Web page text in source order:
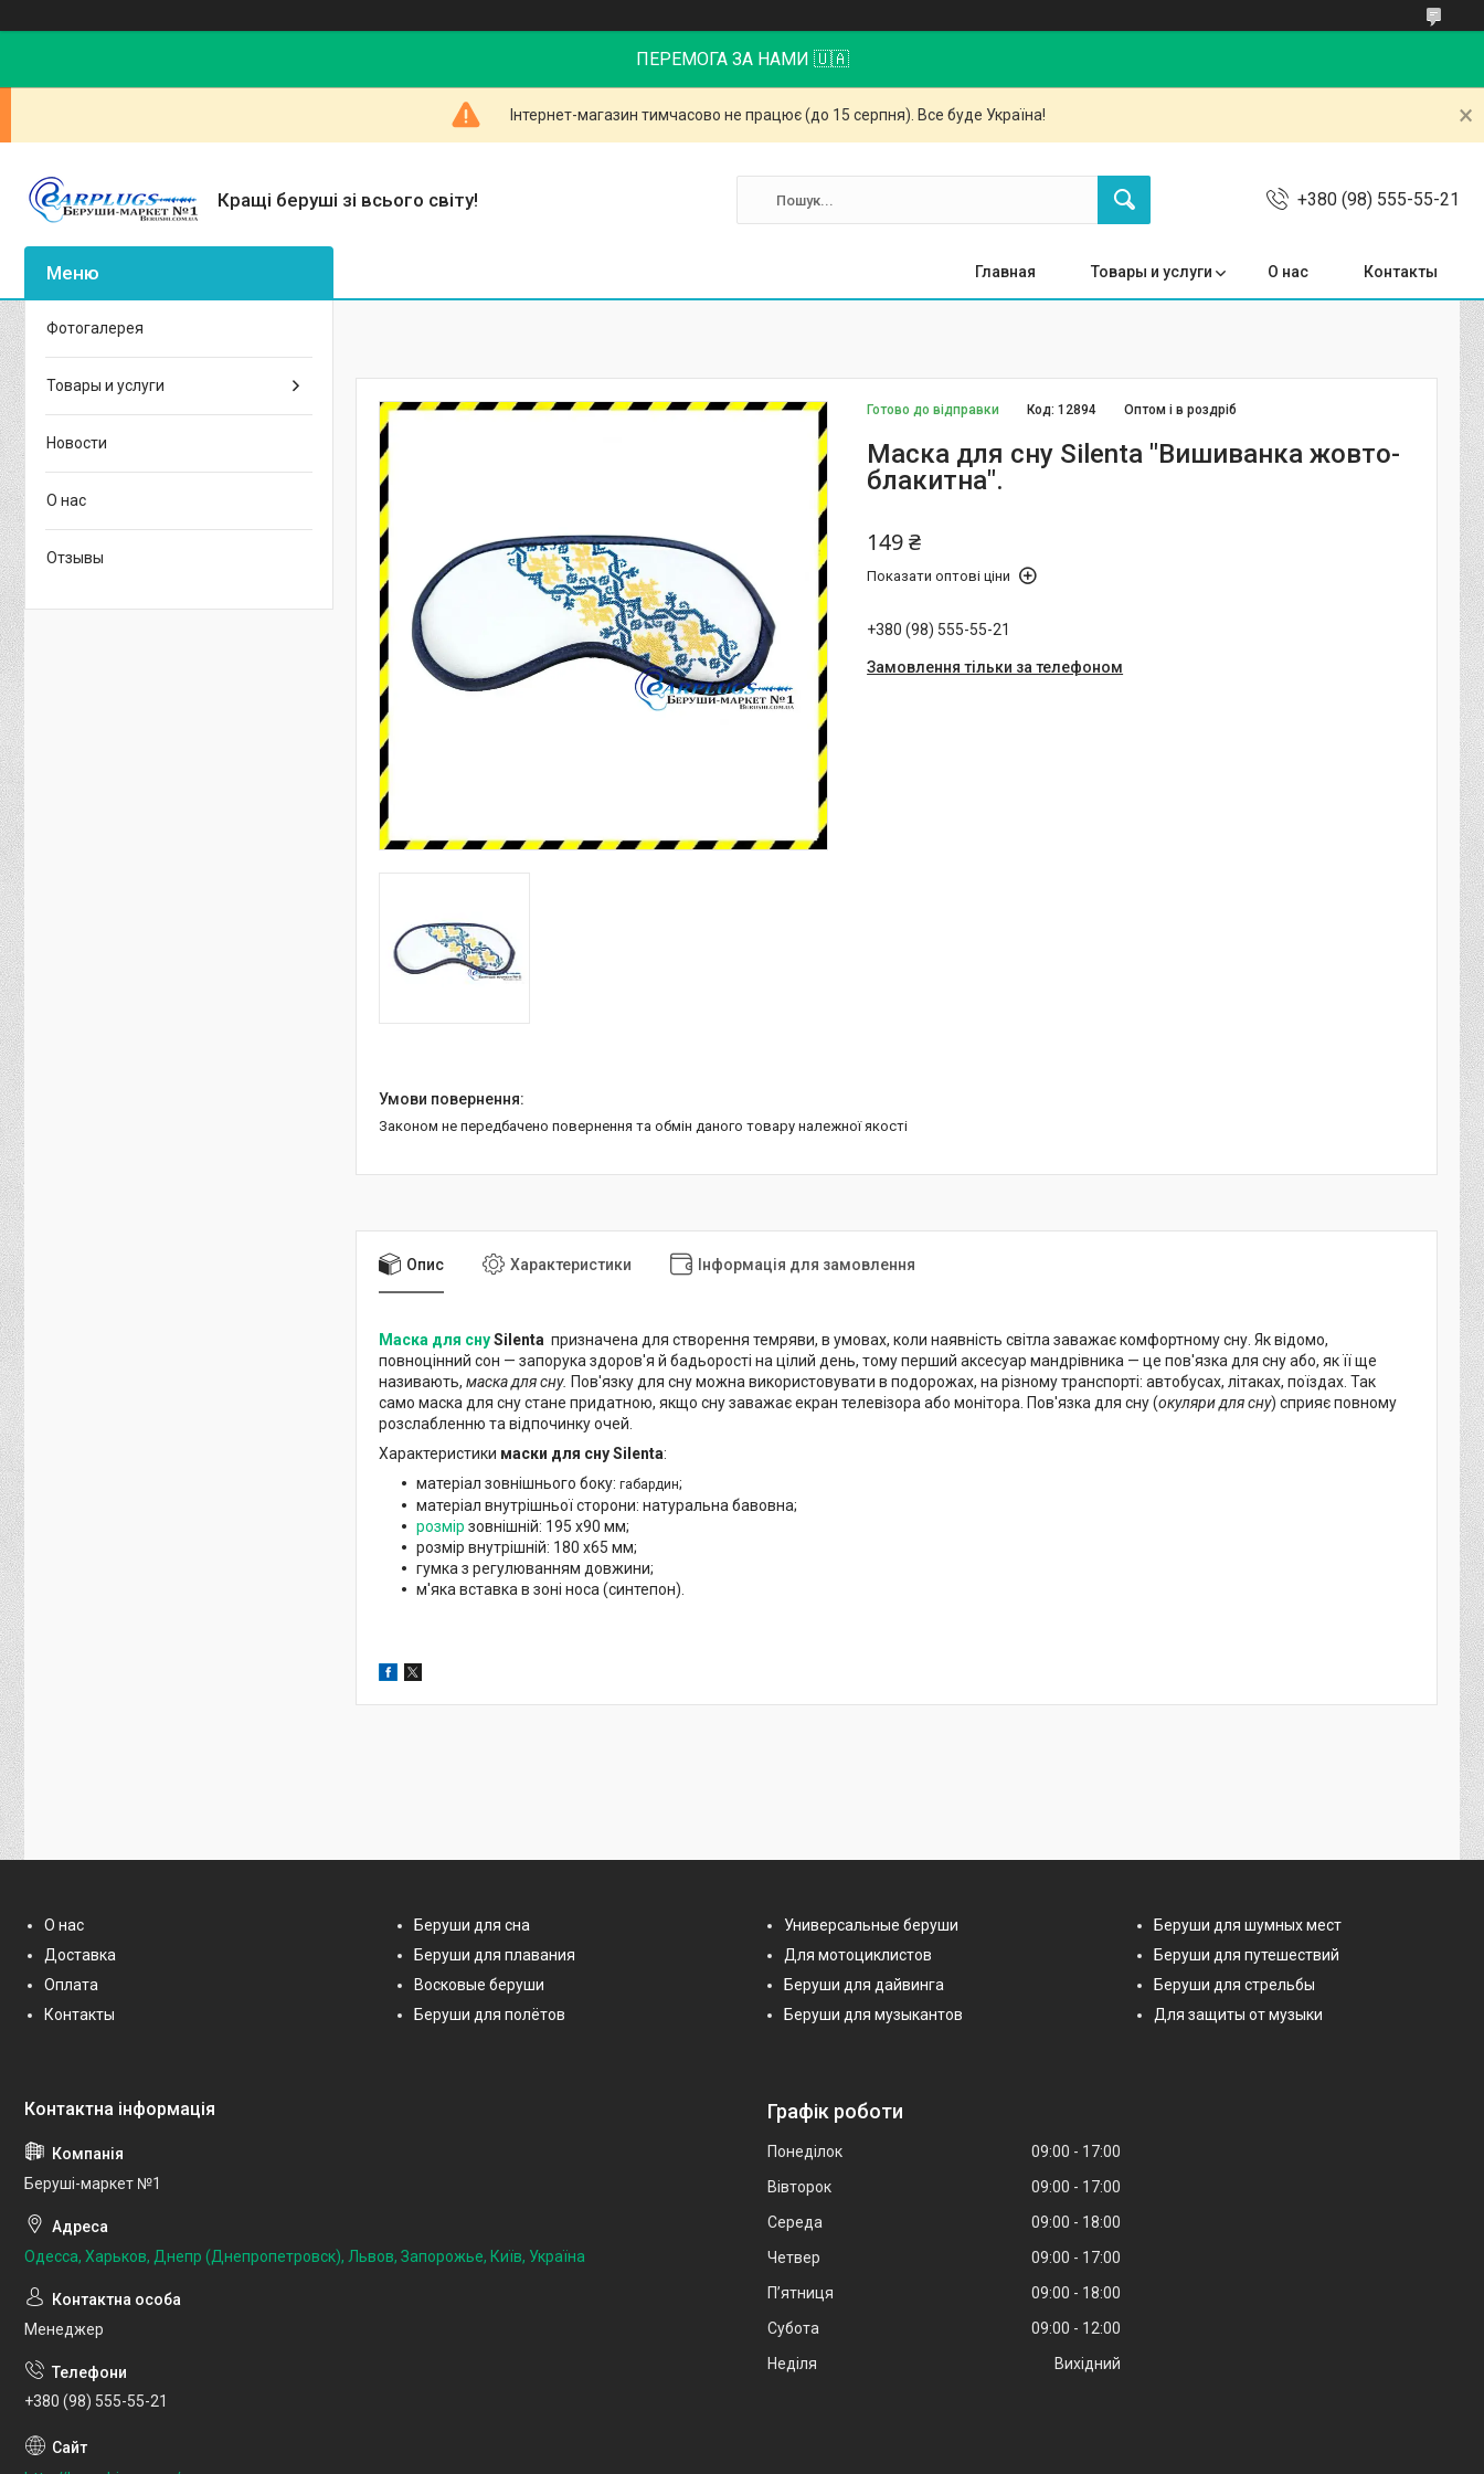
ПЕРЕМОГА ЗА НАМИ 🇺🇦
Інтернет-магазин тимчасово не працює (до 15 серпня). Все буде Україна!
Кращі беруші зі всього світу! +380 (98) 555-55-21
Главная Товары и услуги О нас Контакты
Готово до відправки Оптом і в роздріб
Код:12894
Маска для сну Silenta "Вишиванка жовто-
блакитна".
149 ₴
Показати оптові ціни
+380 (98) 555-55-21
Замовлення тільки за телефоном
Законом не передбачено повернення та обмін даного товару належної якості
Опис Характеристики Інформація для замовлення
Маска для снуSilenta призначена для створення темряви, в умовах, коли наявність світла заважає комфортному сну. Як відомо,
повноцінний сон — запорука здоров'я й бадьорості на цілий день, тому перший аксесуар мандрівника — це пов'язка для сну або, як її ще
називають, маска для сну. Пов'язку для сну можна використовувати в подорожах, на різному транспорті: автобусах, літаках, поїздах. Так
само маска для сну стане придатною, якщо сну заважає екран телевізора або монітора. Пов'язка для сну (окуляри для сну) сприяє повному
розслабленню та відпочинку очей.
Характеристики маски для сну Silenta:
матеріал зовнішнього боку: габардин;
матеріал внутрішньої сторони: натуральна бавовна;
розмір зовнішній: 195 x90 мм;
розмір внутрішній: 180 x65 мм;
гумка з регулюванням довжини;
м'яка вставка в зоні носа (синтепон).
Фотогалерея
Товары и услуги
Новости
О нас
Отзывы
О нас
Доставка
Оплата
Контакты
Беруши для сна
Беруши для плавания
Восковые беруши
Беруши для полётов
Универсальные беруши
Для мотоциклистов
Беруши для дайвинга
Беруши для музыкантов
Беруши для шумных мест
Беруши для путешествий
Беруши для стрельбы
Для защиты от музыки
Беруші-маркет №1
Одесса, Харьков, Днепр (Днепропетровск), Львов, Запорожье, Київ, Україна
Менеджер
+380 (98) 555-55-21
Графік роботи
Понеділок 09:00
17:00
Вівторок
09:00
17:00
Середа
09:00
18:00
Четвер
09:00
17:00
Пʼятниця
09:00
18:00
Субота
09:00
12:00
Неділя
Вихідний